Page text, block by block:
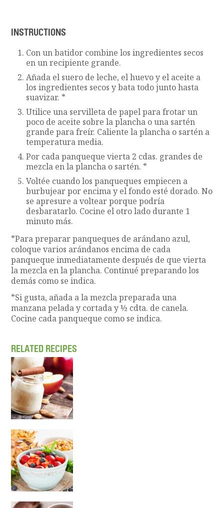
INSTRUCTIONS
Con un batidor combine los ingredientes secos
en un recipiente grande.
Añada el suero de leche, el huevo y el aceite a
los ingredientes secos y bata todo junto hasta
suavizar. *
Utilice una servilleta de papel para frotar un
poco de aceite sobre la plancha o una sartén
grande para freír. Caliente la plancha o sartén a
temperatura media.
Por cada panqueque vierta 2 cdas. grandes de
mezcla en la plancha o sartén. *
Voltée cuando los panqueques empiecen a
burbujear por encima y el fondo esté dorado. No
se apresure a voltear porque podría
desbaratarlo. Cocine el otro lado durante 1
minuto más.
*Para preparar panqueques de arándano azul,
coloque varios arándanos encima de cada
panqueque inmediatamente después de que vierta
la mezcla en la plancha. Continué preparando los
demás como se indica.
*Si gusta, añada a la mezcla preparada una
manzana pelada y cortada y ½ cdta. de canela.
Cocine cada panqueque como se indica.
RELATED RECIPES